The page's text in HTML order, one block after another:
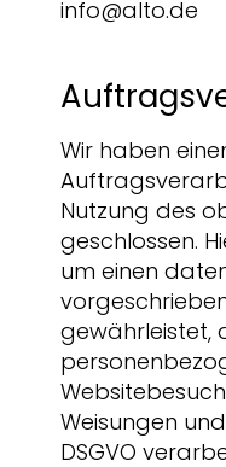
info@alto.de
Wir haben
Nutzung des
geschlossen.
um einen
gewährleistet,
Weisungen
DSGVO